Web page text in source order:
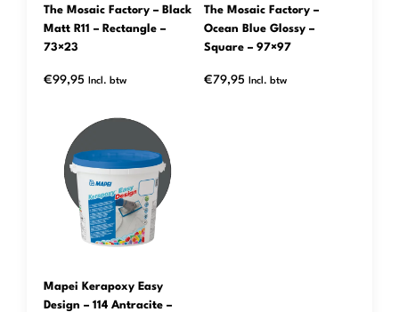
The Mosaic Factory – Black
Matt R11 – Rectangle –
73×23
€99,95 Incl. btw
The Mosaic Factory –
Ocean Blue Glossy –
Square – 97×97
€79,95 Incl. btw
Mapei Kerapoxy Easy
Design – 114 Antracite –